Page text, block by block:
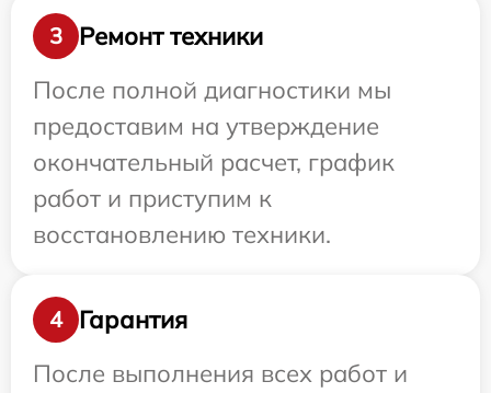
3
Ремонт техники
После полной диагностики мы
предоставим на утверждение
окончательный расчет, график
работ и приступим к
восстановлению техники.
4
Гарантия
После выполнения всех работ и